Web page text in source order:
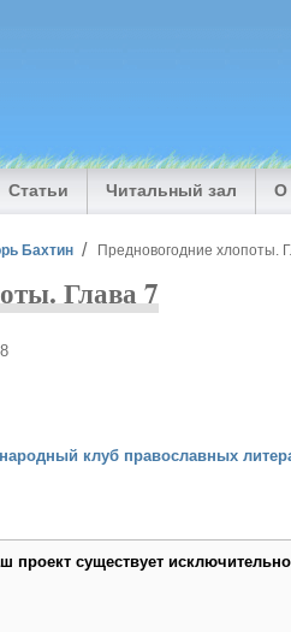
Статьи Читальный зал О
Бахтин Предновогодние хлопоты.
Глава 7
клуб православных
проект существует